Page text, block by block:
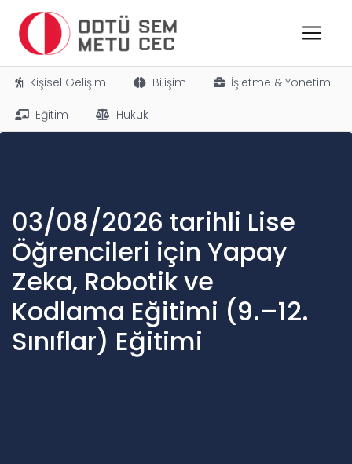
Kişisel Gelişim Bilişim İşletme & Yönetim
Eğitim Hukuk
03/08/2026 tarihli Lise
Öğrencileri için Yapay
Zeka, Robotik ve
Kodlama Eğitimi (9.–12.
Sınıflar) Eğitimi